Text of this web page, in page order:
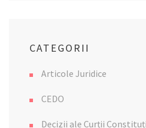
CATEGORII
Articole Juridice
CEDO
Decizii ale Curții